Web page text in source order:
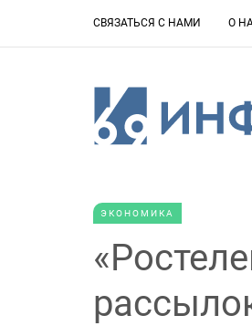
СВЯЗАТЬСЯ С НАМИ О
ЭКОНОМИКА